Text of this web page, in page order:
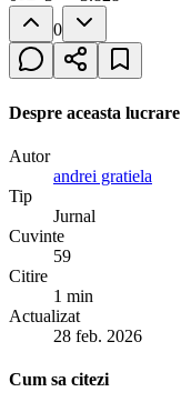
0
Despre aceasta lucrare
Autor
andrei gratiela
Tip
Jurnal
Cuvinte
59
Citire
1 min
Actualizat
28 feb. 2026
Cum sa citezi